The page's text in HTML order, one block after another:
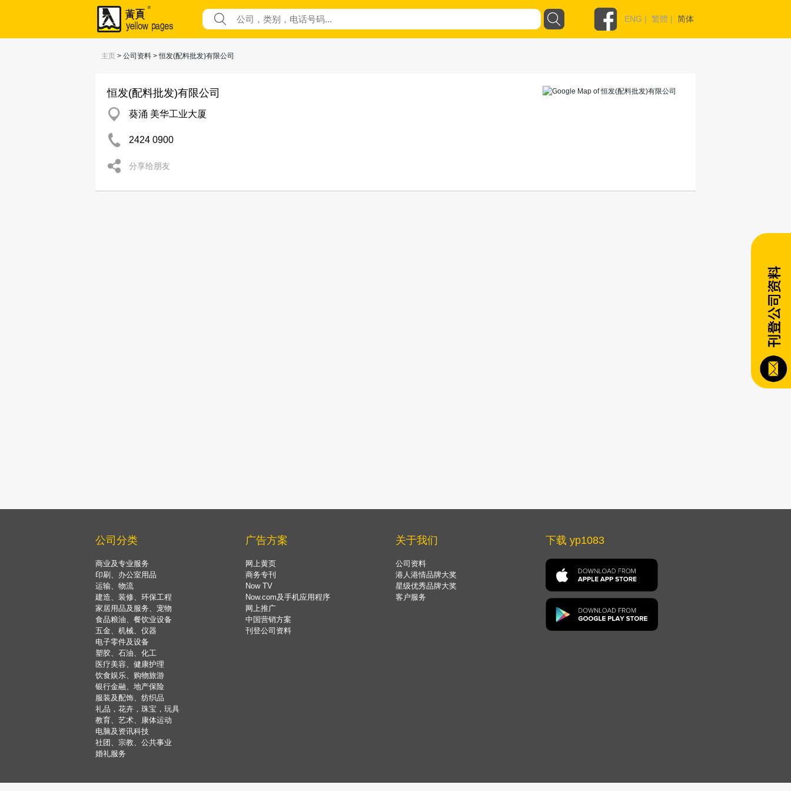
ENG | 繁體 | 简体
主页 > 公司资料 > 恒发(配料批发)有限公司
恒发(配料批发)有限公司
葵涌 美华工业大厦
2424 0900
分享给朋友
公司分类
商业及专业服务
印刷、办公室用品
运输、物流
建造、装修、环保工程
家居用品及服务、宠物
食品粮油、餐饮业设备
五金、机械、仪器
电子零件及设备
塑胶、石油、化工
医疗美容、健康护理
饮食娱乐、购物旅游
银行金融、地产保险
服装及配饰、纺织品
礼品，花卉，珠宝，玩具
教育、艺术、康体运动
电脑及资讯科技
社团、宗教、公共事业
婚礼服务
广告方案
网上黄页
商务专刊
Now TV
Now.com及手机应用程序
网上推广
中国营销方案
刊登公司资料
关于我们
公司资料
港人港情品牌大奖
星级优秀品牌大奖
客户服务
下载 yp1083